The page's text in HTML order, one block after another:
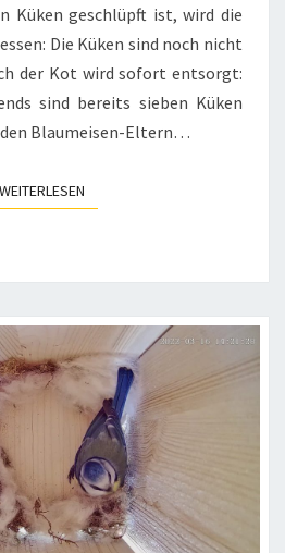
Küken geschlüpft ist, wird die
Die Küken sind noch nicht
der Kot wird sofort entsorgt:
sind bereits sieben Küken
Blaumeisen-Eltern…
WEITERLESENWEITERLESEN